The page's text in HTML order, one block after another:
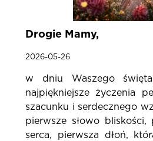
Drogie Mamy,
2026-05-26
w dniu Waszego święta
najpiękniejsze życzenia
szacunku i serdecznego
pierwsze słowo
serca, pierwsza dłoń,